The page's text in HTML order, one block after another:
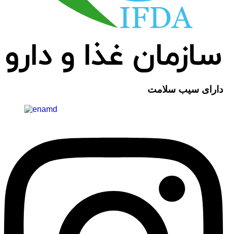
دارای سیب سلامت